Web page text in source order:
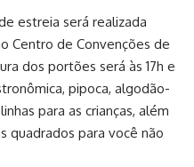
estreia será realizada
Centro de Convenções de
dos portões será às 17h e
pipoca, algodão-
para as crianças, além
quadrados para você não